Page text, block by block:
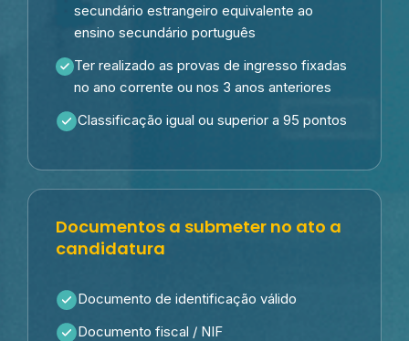
secundário estrangeiro equivalente ao
ensino secundário português
Ter realizado as provas de ingresso fixadas
no ano corrente ou nos 3 anos anteriores
Classificação igual ou superior a 95 pontos
Documentos a submeter no ato a
candidatura
Documento de identificação válido
Documento fiscal / NIF